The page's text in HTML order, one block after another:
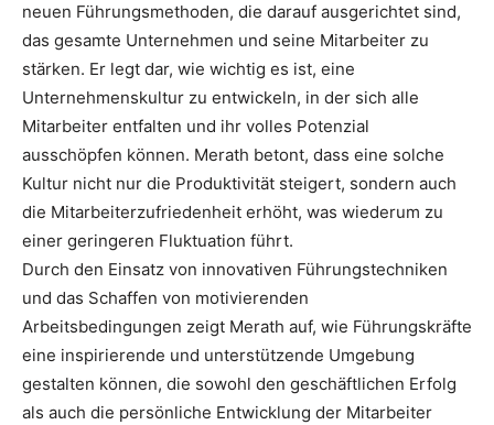
neuen Führungsmethoden, die darauf ausgerichtet sind,
das gesamte Unternehmen und seine Mitarbeiter zu
stärken. Er legt dar, wie wichtig es ist, eine
Unternehmenskultur zu entwickeln, in der sich alle
Mitarbeiter entfalten und ihr volles Potenzial
ausschöpfen können. Merath betont, dass eine solche
Kultur nicht nur die Produktivität steigert, sondern auch
die Mitarbeiterzufriedenheit erhöht, was wiederum zu
einer geringeren Fluktuation führt.
Durch den Einsatz von innovativen Führungstechniken
und das Schaffen von motivierenden
Arbeitsbedingungen zeigt Merath auf, wie Führungskräfte
eine inspirierende und unterstützende Umgebung
gestalten können, die sowohl den geschäftlichen Erfolg
als auch die persönliche Entwicklung der Mitarbeiter